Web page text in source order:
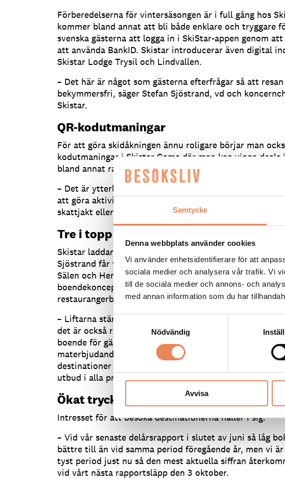
Samtycke
Denna webbplats använder cookies
Vi använder enhetsidentifierare för att
sociala medier och analysera vår trafik. Vi
till de sociala medier och annons- och
med annan information som du har
Samtyckesval
Nödvändig
Avvisa
Förberedelserna för vintersäsongen är i full gång hos
kommer bland annat att bli både enklare och tryggare
svenska gästerna att logga in i SkiStar-appen genom
att använda BankID. Skistar introducerar även digital
Skistar Lodge Trysil och Lindvallen.
– Det här är något som gästerna efterfrågar så att
bekymmersfri, säger Stefan Sjöstrand, vd och
Skistar.
QR-kodutmaningar
För att göra skidåkningen ännu roligare börjar man
kodutmaningar i Skistar Game där man kan vinna deals
bland annat rabatter i Skistarshops.
– Det är ytterligare ett sätt att aktivera och utmana hela
att göra aktiviteter tillsammans. Det kan till exempel
skattjakt eller en frågesport.
Tre i topp
Skistar laddar upp med flera nyheter för säsongen och
Sjöstrand får välja tre i topp så blir det de nya
Sälen och Hemsedal, de två nya medlemmarna i
boendekoncept Skistar Lodge och fler mat och
restaurangerbjudanden på destinationerna.
– Liftarna stärker hela destinationerna och gästernas
det är också roligt att kunna erbjuda ännu bättre
boende för gästerna med bästa ski-in-ski-out-läge och
materbjudandena så vet vi att det är något som
destinationer från gästerna – framför allt mer varierat
utbud i alla prisklasser, säger han.
Ökat tryck från utländska gäster
Intresset för att besöka destinationerna håller i sig.
– Vid vår senaste delårsrapport i slutet av juni så låg
bättre till än vid samma period föregående år, men vi
tyst period just nu så den mest aktuella siffran
vid vårt nästa rapportsläpp den 3 oktober.